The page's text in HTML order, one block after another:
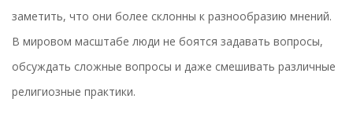
заметить, что они более склонны к разнообразию мнений.
В мировом масштабе люди не боятся задавать вопросы,
обсуждать сложные вопросы и даже смешивать различные
религиозные практики.